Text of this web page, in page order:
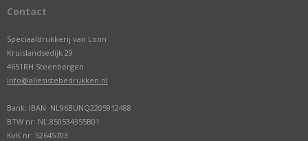
Contact
Speciaaldrukkerij van Loon
Kruislandsedijk 29
4651RH Steenbergen
info@allesistebedrukken.nl
Bank: IBAN NL96BUNQ2205912488
BTW nr: NL.850534355B01
KvK nr: 52645703